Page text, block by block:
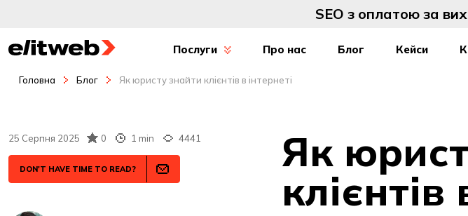
SEO з оплатою за
Послуги Про нас Блог Кейси
Головна Блог Як юристу знайти клієнтів в інтернеті
25 Серпня 2025 0 1 min 4441
DON'T HAVE TIME TO READ?
Як
клієнтів